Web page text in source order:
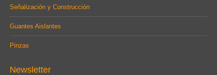
Señalización y Construcción
Guantes Aislantes
Pinzas
Newsletter